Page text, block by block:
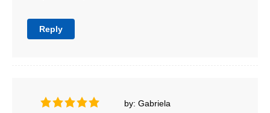
Reply
by: Gabriela